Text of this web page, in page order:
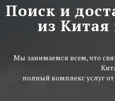
Поиск и
из Китая
Мы занимаемся всем, что
полный комплекс услуг